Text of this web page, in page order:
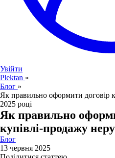
Увійти
Plektan »
Блог »
Як правильно оформити договір
2025 році
Як правильно
купівлі-продажу
Блог
13 червня 2025